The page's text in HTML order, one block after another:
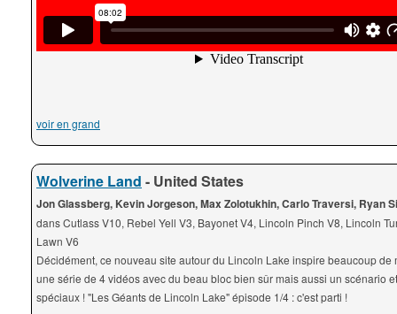
voir en grand
Wolverine Land - United States
Jon Glassberg, Kevin Jorgeson, Max Zolotukhin, Carlo Traversi, Ryan
dans Cutlass V10, Rebel Yell V3, Bayonet V4, Lincoln Pinch V8, Lincoln
Lawn V6
Décidément, ce nouveau site autour du Lincoln Lake inspire beaucoup de
une série de 4 vidéos avec du beau bloc bien sûr mais aussi un scénario
spéciaux ! "Les Géants de Lincoln Lake" épisode 1/4 : c'est parti !